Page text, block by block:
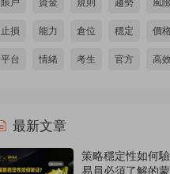
止損 能力 倉位 穩定 價格
平台 情緒 考生 官方 高效
最新文章
策略穩定性如何
易員必須了解的